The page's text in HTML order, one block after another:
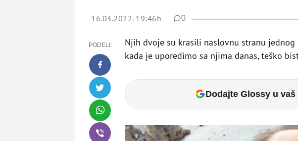
16.03.2022. 19:46h 0
PODELI:
Njih dvoje su krasili naslovnu stranu jednog
kada je uporedimo sa njima danas, teško
Dodajte Glossy u